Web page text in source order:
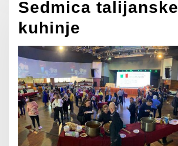
Sedmica talijanske
kuhinje